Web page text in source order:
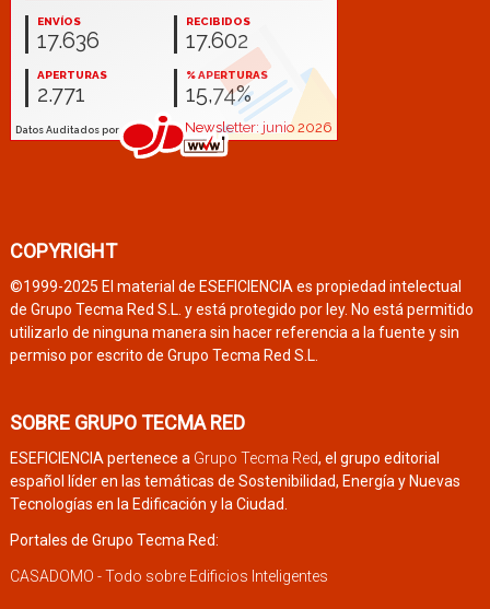
COPYRIGHT
©1999-2025 El material de ESEFICIENCIA es propiedad intelectual
de Grupo Tecma Red S.L. y está protegido por ley. No está permitido
utilizarlo de ninguna manera sin hacer referencia a la fuente y sin
permiso por escrito de Grupo Tecma Red S.L.
SOBRE GRUPO TECMA RED
ESEFICIENCIA pertenece a Grupo Tecma Red, el grupo editorial
español líder en las temáticas de Sostenibilidad, Energía y Nuevas
Tecnologías en la Edificación y la Ciudad.
Portales de Grupo Tecma Red:
CASADOMO - Todo sobre Edificios Inteligentes